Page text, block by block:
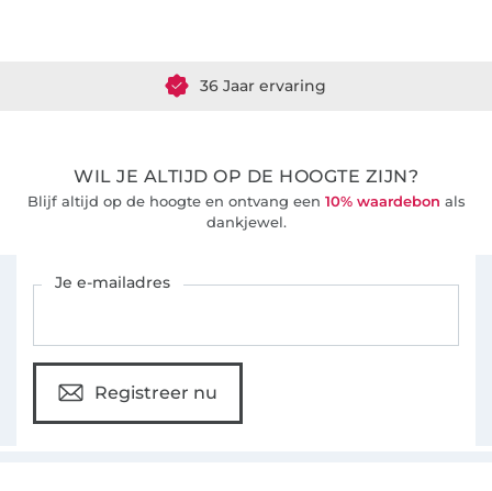
36 Jaar ervaring
WIL JE ALTIJD OP DE HOOGTE ZIJN?
Blijf altijd op de hoogte en ontvang een 10% waardebon als
dankjewel.
Je e-mailadres
Registreer nu